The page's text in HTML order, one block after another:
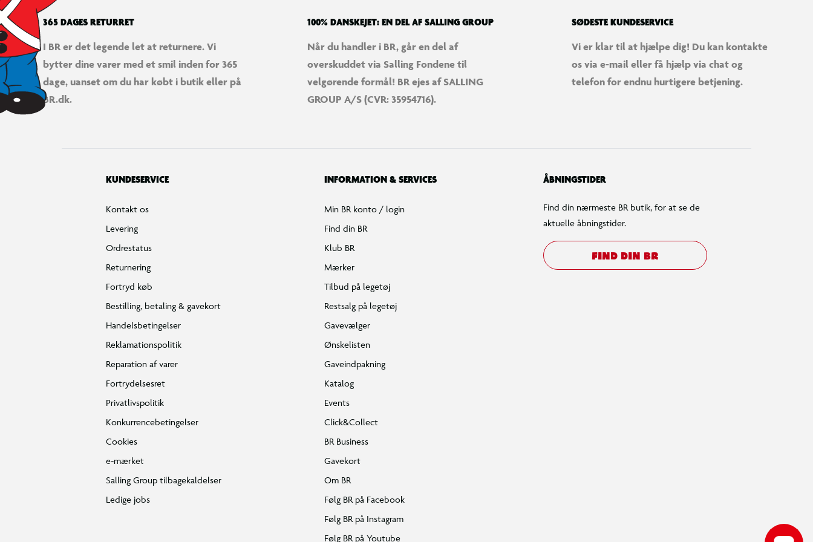
365 DAGES RETURRET
I BR er det legende let at returnere. Vi
bytter dine varer med et smil inden for 365
dage, uanset om du har købt i butik eller på
BR.dk.
100% DANSKEJET: EN DEL AF SALLING GROUP
Når du handler i BR, går en del af
overskuddet via Salling Fondene til
velgørende formål! BR ejes af SALLING
GROUP A/S (CVR: 35954716).
SØDESTE KUNDESERVICE
Vi er klar til at hjælpe dig! Du kan kontakte
os via e-mail eller få hjælp via chat og
telefon for endnu hurtigere betjening.
KUNDESERVICE
Kontakt os
Levering
Ordrestatus
Returnering
Fortryd køb
Bestilling, betaling & gavekort
Handelsbetingelser
Reklamationspolitik
Reparation af varer
Fortrydelsesret
Privatlivspolitik
Konkurrencebetingelser
Cookies
e-mærket
Salling Group tilbagekaldelser
Ledige jobs
INFORMATION & SERVICES
Min BR konto / login
Find din BR
Klub BR
Mærker
Tilbud på legetøj
Restsalg på legetøj
Gavevælger
Ønskelisten
Gaveindpakning
Katalog
Events
Click&Collect
BR Business
Gavekort
Om BR
Følg BR på Facebook
Følg BR på Instagram
Følg BR på Youtube
ÅBNINGSTIDER
Find din nærmeste BR butik, for at se de
aktuelle åbningstider.
FIND DIN BR